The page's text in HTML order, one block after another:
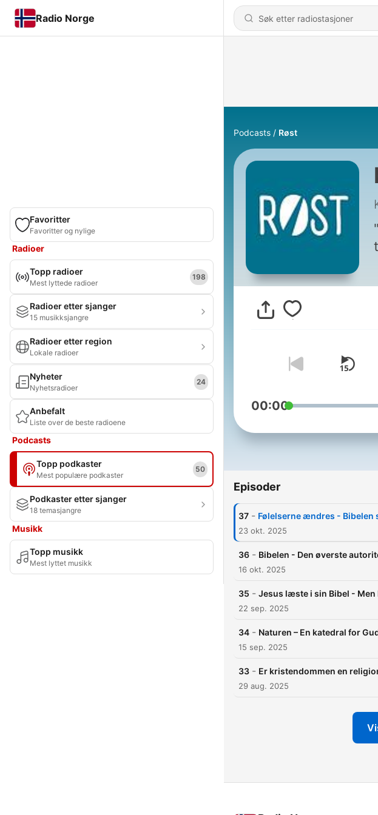
Radio Norge
Favoritter
Favoritter og nylige
Radioer
Topp radioer
Mest lyttede radioer
198
Radioer etter sjanger
15 musikksjangre
Radioer etter region
Lokale radioer
Nyheter
Nyhetsradioer
24
Anbefalt
Liste over de beste radioene
Podcasts
Topp podkaster
Mest populære podkaster
50
Podkaster etter sjanger
18 temasjangre
Musikk
Topp musikk
Mest lyttet musikk
Podcasts Røst
00:00
Episoder
37 - Følelserne ændres - Bibelen
23 okt. 2025
36 - Bibelen - Den øverste
16 okt. 2025
35 - Jesus læste i sin Bibel - Men
22 sep. 2025
34 - Naturen – En katedral for
15 sep. 2025
33 - Er kristendommen en
29 aug. 2025